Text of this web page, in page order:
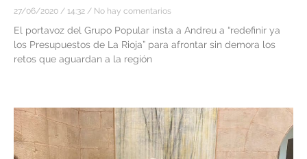
27/06/2020 14:32 No hay comentarios
El portavoz del Grupo Popular insta a Andreu a “redefinir ya
los Presupuestos de La Rioja” para afrontar sin demora los
retos que aguardan a la región